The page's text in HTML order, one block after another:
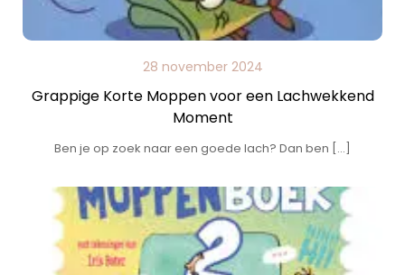
28 november 2024
Grappige Korte Moppen voor een Lachwekkend
Moment
Ben je op zoek naar een goede lach? Dan ben […]